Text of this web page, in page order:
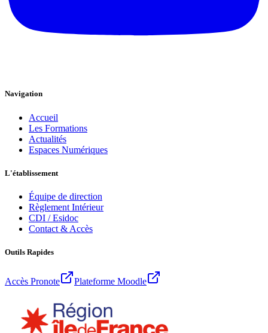
Navigation
Accueil
Les Formations
Actualités
Espaces Numériques
L'établissement
Équipe de direction
Règlement Intérieur
CDI / Esidoc
Contact & Accès
Outils Rapides
Accès Pronote Plateforme Moodle